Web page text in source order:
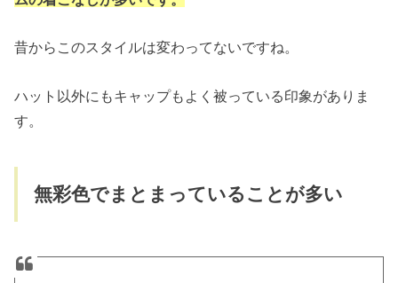
昔からこのスタイルは変わってないですね。
ハット以外にもキャップもよく被っている印象がありま
す。
無彩色でまとまっていることが多い